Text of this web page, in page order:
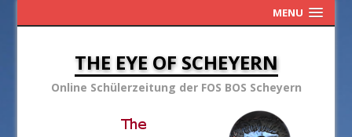
MENU
THE EYE OF SCHEYERN
Online Schülerzeitung der FOS BOS Scheyern